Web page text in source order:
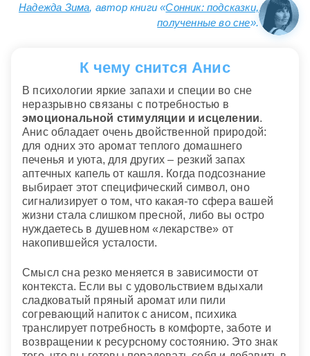
Надежда Зима, автор книги «Сонник: подсказки,
полученные во сне».
К чему снится Анис
В психологии яркие запахи и специи во сне
неразрывно связаны с потребностью в
эмоциональной стимуляции и исцелении.
Анис обладает очень двойственной природой:
для одних это аромат теплого домашнего
печенья и уюта, для других – резкий запах
аптечных капель от кашля. Когда подсознание
выбирает этот специфический символ, оно
сигнализирует о том, что какая-то сфера вашей
жизни стала слишком пресной, либо вы остро
нуждаетесь в душевном «лекарстве» от
накопившейся усталости.
Смысл сна резко меняется в зависимости от
контекста. Если вы с удовольствием вдыхали
сладковатый пряный аромат или пили
согревающий напиток с анисом, психика
транслирует потребность в комфорте, заботе и
возвращении к ресурсному состоянию. Это знак